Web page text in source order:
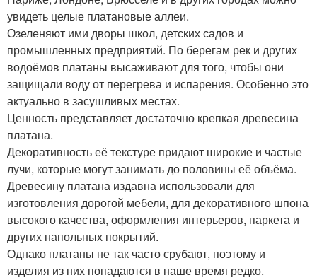
увидеть целые платановые аллеи.
Озеленяют ими дворы школ, детских садов и
промышленных предприятий. По берегам рек и других
водоёмов платаны высаживают для того, чтобы они
защищали воду от перегрева и испарения. Особенно это
актуально в засушливых местах.
Ценность представляет достаточно крепкая древесина
платана.
Декоративность её текстуре придают широкие и частые
лучи, которые могут занимать до половины её объёма.
Древесину платана издавна использовали для
изготовления дорогой мебели, для декоративного шпона
высокого качества, оформления интерьеров, паркета и
других напольных покрытий.
Однако платаны не так часто срубают, поэтому и
изделия из них попадаются в наше время редко.